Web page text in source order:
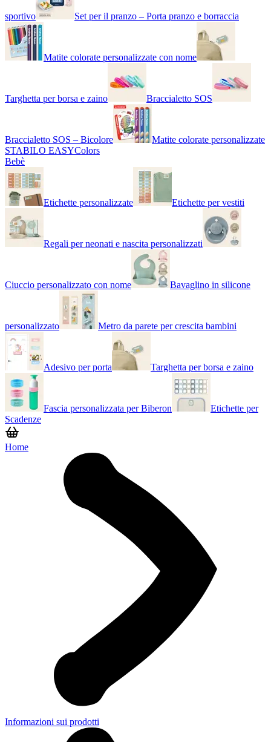
sportivo Set per il pranzo – Porta pranzo e borraccia
Matite colorate personalizzate con nome
Targhetta per borsa e zaino Braccialetto SOS
Braccialetto SOS – Bicolore
Matite colorate personalizzate
STABILO EASYColors
Bebè
Etichette personalizzate Etichette per vestiti
Regali per neonati e nascita personalizzati
Ciuccio personalizzato con nome Bavaglino in silicone
personalizzato Metro da parete per crescita bambini
Adesivo per porta Targhetta per borsa e zaino
Fascia personalizzata per Biberon
Etichette per
Scadenze
Home
Informazioni sui prodotti